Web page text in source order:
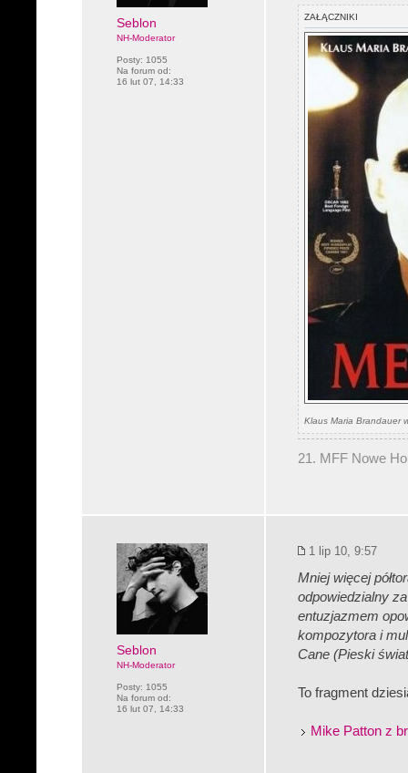
Seblon
NH-Moderator
Posty: 1055
Na forum od:
16 lut 07, 14:33
ZAŁĄCZNIKI
Klaus Maria Brandauer
21. MFF Nowe
Seblon
NH-Moderator
Posty: 1055
Na forum od:
16 lut 07, 14:33
1 lip 10, 9:57
Mniej więcej
odpowiedzialny
entuzjazmem
kompozytora i
Cane (Pieski
To fragment
Mike Patton z